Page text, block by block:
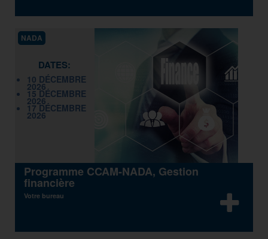
NADA
DATES:
10 DÉCEMBRE
2026
15 DÉCEMBRE
2026
17 DÉCEMBRE
2026
Programme CCAM-NADA, Gestion
financière
Votre bureau